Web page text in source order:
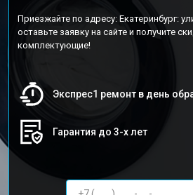
Приезжайте по адресу: Екатеринбург:
оставьте заявку на сайте и получите
комплектующие!
Экспрес1 ремонт в день
Гарантия до 3-х лет